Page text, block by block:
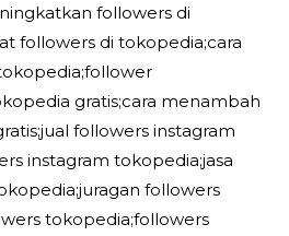
followers di
followers di tokopedia;cara
gratis;cara menambah
followers instagram
instagram tokopedia;jasa
followers
tokopedia;followers